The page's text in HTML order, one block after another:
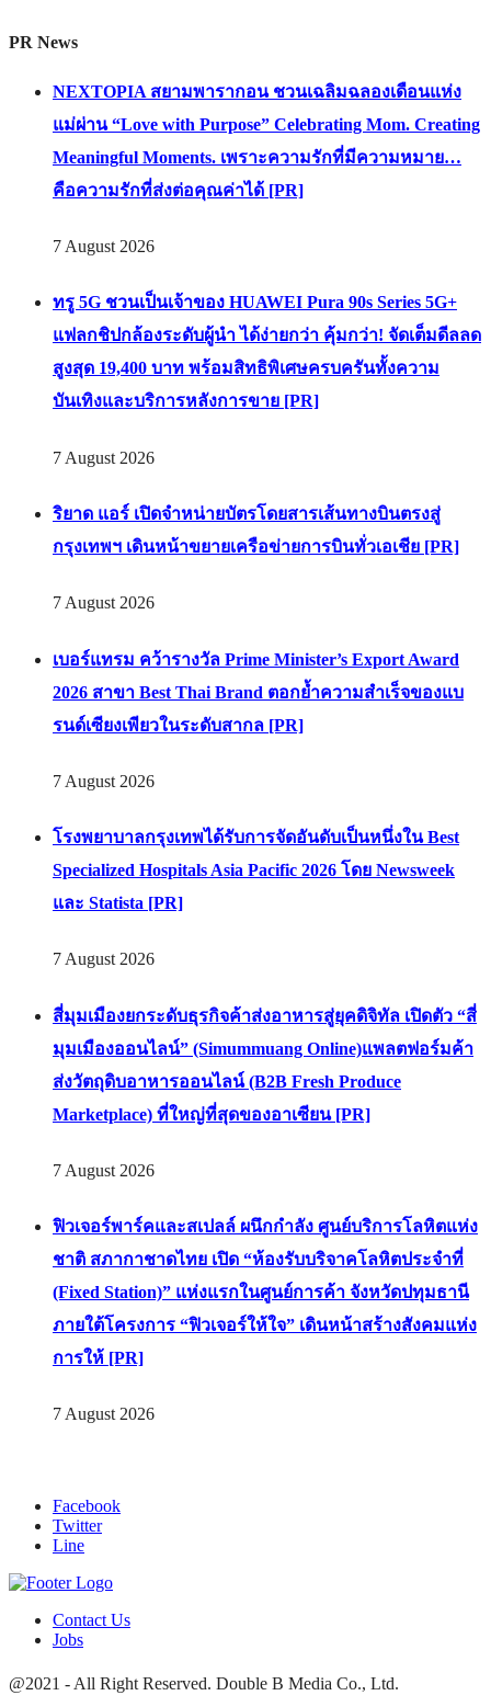
PR News
NEXTOPIA สยามพารากอน ชวนเฉลิมฉลองเดือนแห่ง
แม่ผ่าน “Love with Purpose” Celebrating Mom. Creating
Meaningful Moments. เพราะความรักที่มีความหมาย…
คือความรักที่ส่งต่อคุณค่าได้ [PR]
7 August 2026
ทรู 5G ชวนเป็นเจ้าของ HUAWEI Pura 90s Series 5G+
แฟลกชิปกล้องระดับผู้นำ ได้ง่ายกว่า คุ้มกว่า! จัดเต็มดีลลด
สูงสุด 19,400 บาท พร้อมสิทธิพิเศษครบครันทั้งความ
บันเทิงและบริการหลังการขาย [PR]
7 August 2026
ริยาด แอร์ เปิดจำหน่ายบัตรโดยสารเส้นทางบินตรงสู่
กรุงเทพฯ เดินหน้าขยายเครือข่ายการบินทั่วเอเชีย [PR]
7 August 2026
เบอร์แทรม คว้ารางวัล Prime Minister’s Export Award
2026 สาขา Best Thai Brand ตอกย้ำความสำเร็จของแบ
รนด์เซียงเพียวในระดับสากล [PR]
7 August 2026
โรงพยาบาลกรุงเทพได้รับการจัดอันดับเป็นหนึ่งใน Best
Specialized Hospitals Asia Pacific 2026 โดย Newsweek
และ Statista [PR]
7 August 2026
สี่มุมเมืองยกระดับธุรกิจค้าส่งอาหารสู่ยุคดิจิทัล เปิดตัว “สี่
มุมเมืองออนไลน์” (Simummuang Online)แพลตฟอร์มค้า
ส่งวัตถุดิบอาหารออนไลน์ (B2B Fresh Produce
Marketplace) ที่ใหญ่ที่สุดของอาเซียน [PR]
7 August 2026
ฟิวเจอร์พาร์คและสเปลล์ ผนึกกำลัง ศูนย์บริการโลหิตแห่ง
ชาติ สภากาชาดไทย เปิด “ห้องรับบริจาคโลหิตประจำที่
(Fixed Station)” แห่งแรกในศูนย์การค้า จังหวัดปทุมธานี
ภายใต้โครงการ “ฟิวเจอร์ให้ใจ” เดินหน้าสร้างสังคมแห่ง
การให้ [PR]
7 August 2026
Facebook
Twitter
Line
Contact Us
Jobs
@2021 - All Right Reserved. Double B Media Co., Ltd.